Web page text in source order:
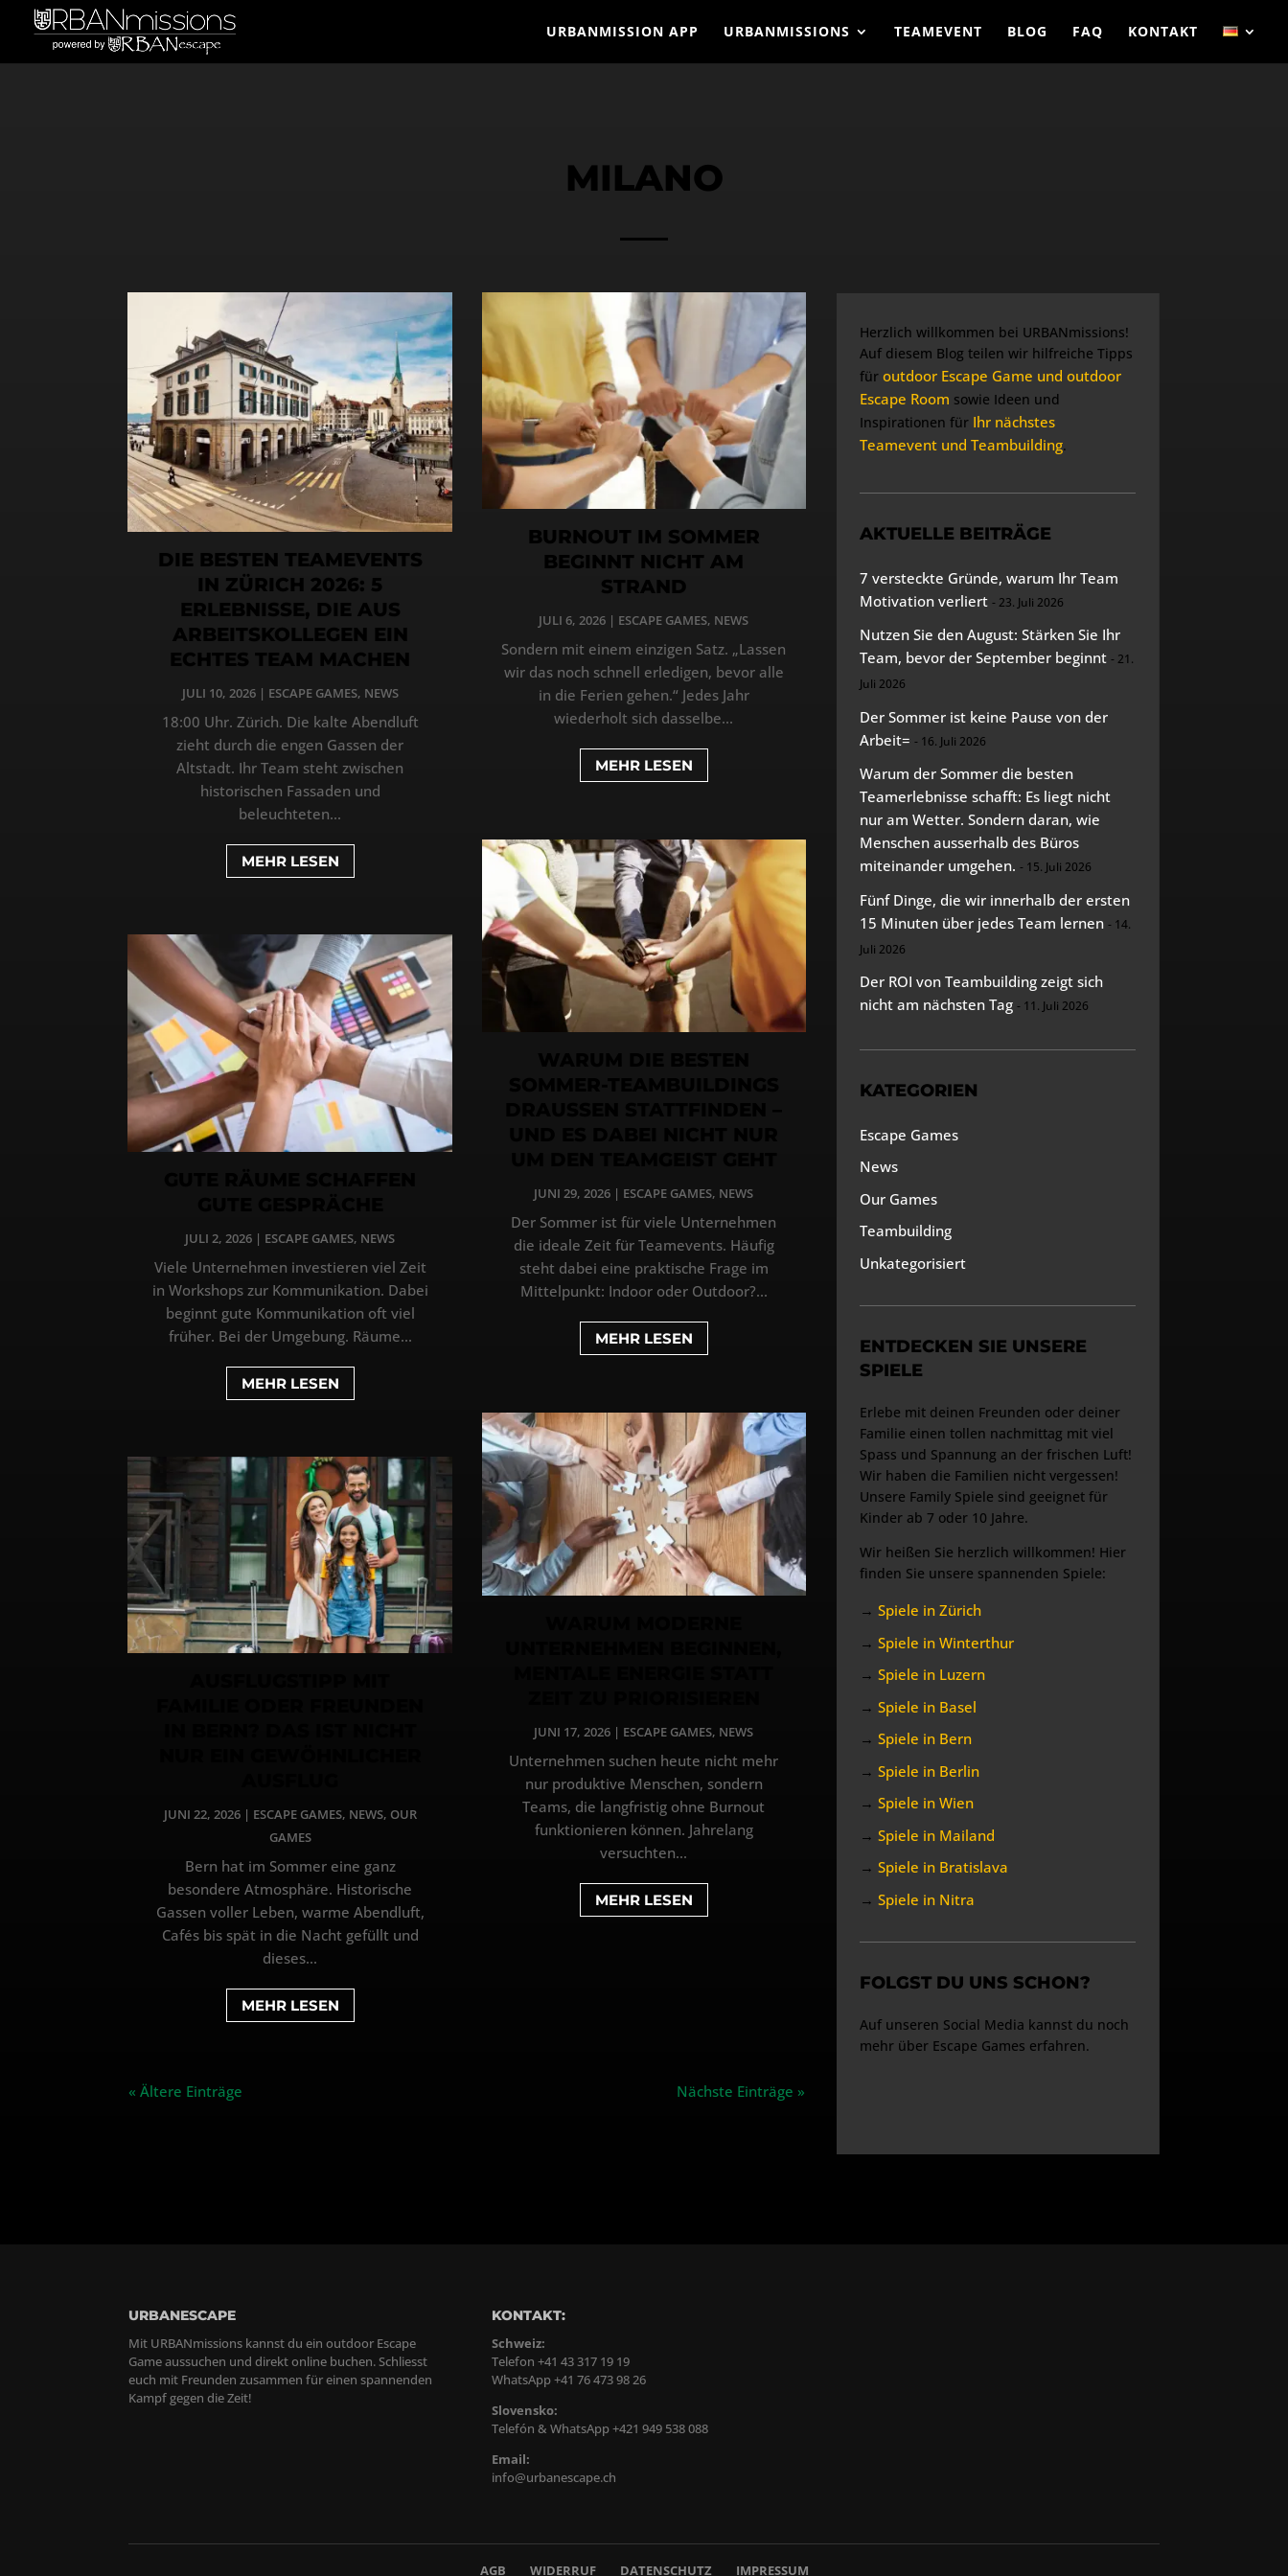
URBANMISSION APP URBANMISSIONS TEAMEVENT BLOG FAQ KONTAKT
MILANO
DIE BESTEN TEAMEVENTS
IN ZÜRICH 2026: 5
ERLEBNISSE, DIE AUS
ARBEITSKOLLEGEN EIN
ECHTES TEAM MACHEN
JULI 10, 2026| ESCAPE GAMES, NEWS
18:00 Uhr. Zürich. Die kalte Abendluft
zieht durch die engen Gassen der
Altstadt. Ihr Team steht zwischen
historischen Fassaden und
beleuchteten...
MEHR LESEN
JULI 2, 2026 | ESCAPE GAMES, NEWS
Viele Unternehmen investieren viel Zeit
in Workshops zur Kommunikation. Dabei
beginnt gute Kommunikation oft viel
früher. Bei der Umgebung. Räume...
MEHR LESEN
JUNI 22, 2026| ESCAPE GAMES, NEWS, OUR
GAMES
Bern hat im Sommer eine ganz
besondere Atmosphäre. Historische
Gassen voller Leben, warme Abendluft,
Cafés bis spät in die Nacht gefüllt und
dieses...
MEHR LESEN
BURNOUT IM SOMMER
BEGINNT NICHT AM
STRAND
JULI 6, 2026 | ESCAPE GAMES, NEWS
Sondern mit einem einzigen Satz. „Lassen
wir das noch schnell erledigen, bevor alle
in die Ferien gehen.“ Jedes Jahr
wiederholt sich dasselbe...
MEHR LESEN
JUNI 29, 2026 | ESCAPE GAMES, NEWS
Der Sommer ist für viele Unternehmen
die ideale Zeit für Teamevents. Häufig
steht dabei eine praktische Frage im
Mittelpunkt: Indoor oder Outdoor?...
MEHR LESEN
JUNI 17, 2026 | ESCAPE GAMES, NEWS
Unternehmen suchen heute nicht mehr
nur produktive Menschen, sondern
Teams, die langfristig ohne Burnout
funktionieren können. Jahrelang
versuchten...
MEHR LESEN
« Ältere Einträge Nächste Einträge »
Herzlich willkommen bei URBANmissions!
Auf diesem Blog teilen wir hilfreiche Tipps
für outdoor Escape Game und outdoor
Escape Room sowie Ideen und
Inspirationen für Ihr nächstes
Teamevent und Teambuilding.
AKTUELLE BEITRÄGE
7 versteckte Gründe, warum Ihr Team
Motivation verliert
23. Juli 2026
Nutzen Sie den August: Stärken Sie Ihr
Team, bevor der September beginnt
21.
Juli 2026
Der Sommer ist keine Pause von der
Arbeit=
16. Juli 2026
Warum der Sommer die besten
Teamerlebnisse schafft: Es liegt nicht
nur am Wetter. Sondern daran, wie
Menschen ausserhalb des Büros
miteinander umgehen.
15. Juli 2026
Fünf Dinge, die wir innerhalb der ersten
15 Minuten über jedes Team lernen
14.
Juli 2026
Der ROI von Teambuilding zeigt sich
nicht am nächsten Tag
11. Juli 2026
KATEGORIEN
Escape Games
News
Our Games
Teambuilding
Unkategorisiert
ENTDECKEN SIE UNSERE
SPIELE
Erlebe mit deinen Freunden oder deiner
Familie einen tollen nachmittag mit viel
Spass und Spannung an der frischen Luft!
Wir haben die Familien nicht vergessen!
Unsere Family Spiele sind geeignet für
Kinder ab 7 oder 10 Jahre.
Wir heißen Sie herzlich willkommen! Hier
finden Sie unsere spannenden Spiele:
→ Spiele in Zürich
→ Spiele in Winterthur
→ Spiele in Luzern
→ Spiele in Basel
→ Spiele in Bern
→ Spiele in Berlin
→ Spiele in Wien
→ Spiele in Mailand
→ Spiele in Bratislava
→ Spiele in Nitra
FOLGST DU UNS SCHON?
Auf unseren Social Media kannst du noch
mehr über Escape Games erfahren.
URBANESCAPE
Mit URBANmissions kannst du ein outdoor Escape
Game aussuchen und direkt online buchen. Schliesst
euch mit Freunden zusammen für einen spannenden
Kampf gegen die Zeit!
KONTAKT:
Schweiz:
Telefon +41 43 317 19 19
WhatsApp +41 76 473 98 26
Slovensko:
Telefón & WhatsApp +421 949 538 088
Email:
info@urbanescape.ch
AGB WIDERRUF DATENSCHUTZ IMPRESSUM